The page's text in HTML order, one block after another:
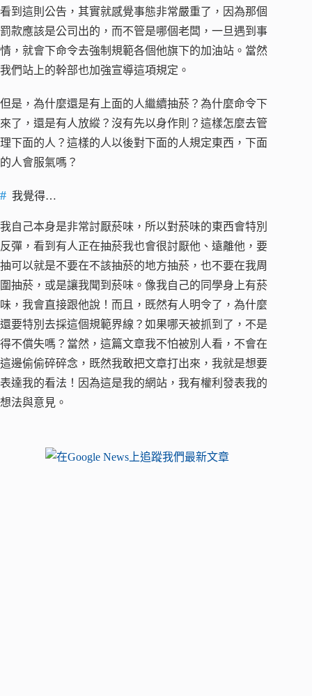
看到這則公告，其實就感覺事態非常嚴重了，因為那個
罰款應該是公司出的，而不管是哪個老闆，一旦遇到事
情，就會下命令去強制規範各個他旗下的加油站。當然
我們站上的幹部也加強宣導這項規定。
但是，為什麼還是有上面的人繼續抽菸？為什麼命令下
來了，還是有人放縱？沒有先以身作則？這樣怎麼去管
理下面的人？這樣的人以後對下面的人規定東西，下面
的人會服氣嗎？
我覺得…
我自己本身是非常討厭菸味，所以對菸味的東西會特別
反彈，看到有人正在抽菸我也會很討厭他、遠離他，要
抽可以就是不要在不該抽菸的地方抽菸，也不要在我周
圍抽菸，或是讓我聞到菸味。像我自己的同學身上有菸
味，我會直接跟他說！而且，既然有人明令了，為什麼
還要特別去採這個規範界線？如果哪天被抓到了，不是
得不償失嗎？當然，這篇文章我不怕被別人看，不會在
這邊偷偷碎碎念，既然我敢把文章打出來，我就是想要
表達我的看法！因為這是我的網站，我有權利發表我的
想法與意見。